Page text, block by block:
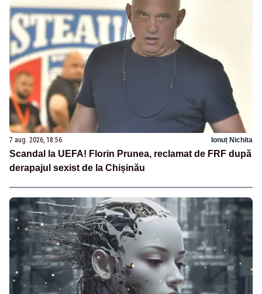
7 aug. 2026, 18:56 Ionuț Nichita
Scandal la UEFA! Florin Prunea, reclamat de FRF după
derapajul sexist de la Chișinău